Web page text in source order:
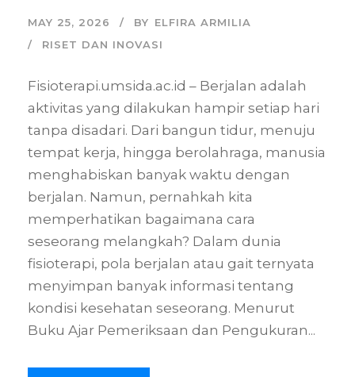
MAY 25, 2026 BY ELFIRA ARMILIA
RISET DAN INOVASI
Fisioterapi.umsida.ac.id – Berjalan adalah
aktivitas yang dilakukan hampir setiap hari
tanpa disadari. Dari bangun tidur, menuju
tempat kerja, hingga berolahraga, manusia
menghabiskan banyak waktu dengan
berjalan. Namun, pernahkah kita
memperhatikan bagaimana cara
seseorang melangkah? Dalam dunia
fisioterapi, pola berjalan atau gait ternyata
menyimpan banyak informasi tentang
kondisi kesehatan seseorang. Menurut
Buku Ajar Pemeriksaan dan Pengukuran...